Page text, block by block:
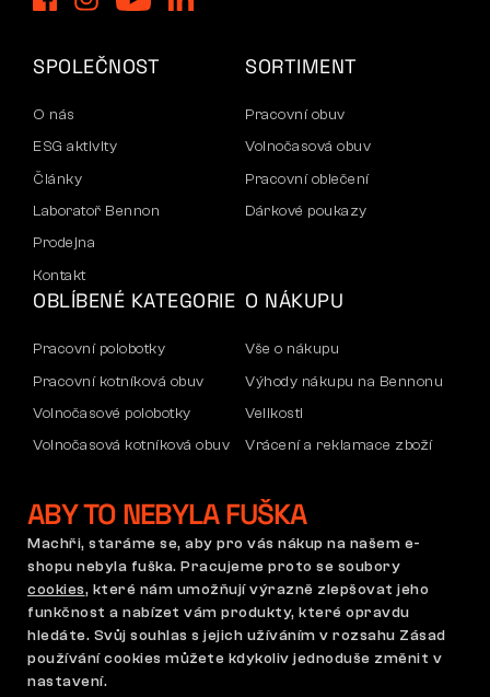
SPOLEČNOST
O nás
ESG aktivity
Články
Laboratoř Bennon
Prodejna
Kontakt
SORTIMENT
Pracovní obuv
Volnočasová obuv
Pracovní oblečení
Dárkové poukazy
OBLÍBENÉ KATEGORIE
Pracovní polobotky
Pracovní kotníková obuv
Volnočasové polobotky
Volnočasová kotníková obuv
Mikiny
O NÁKUPU
Vše o nákupu
Výhody nákupu na Bennonu
Velikosti
Vrácení a reklamace zboží
Firemní účet
Reklamace a záruka
Obchodní podmínky
Reklamační řád
Nastavení cookies
GDPR
ABY TO NEBYLA FUŠKA
Machři, staráme se, aby pro vás nákup na našem e-
shopu nebyla fuška. Pracujeme proto se soubory
cookies, které nám umožňují výrazně zlepšovat jeho
funkčnost a nabízet vám produkty, které opravdu
hledáte. Svůj souhlas s jejich užíváním v rozsahu Zásad
používání cookies můžete kdykoliv jednoduše změnit v
nastavení.